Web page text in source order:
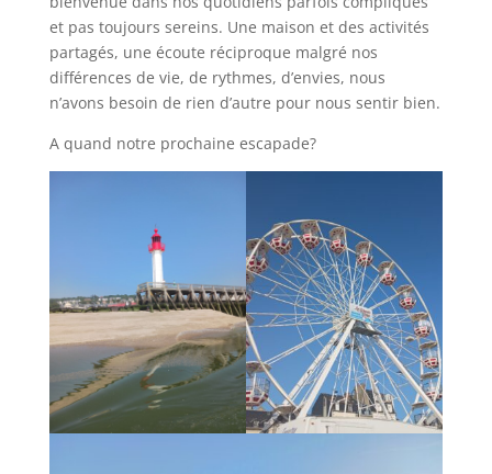
et pas toujours sereins. Une maison et des activités
partagés, une écoute réciproque malgré nos
différences de vie, de rythmes, d’envies, nous
n’avons besoin de rien d’autre pour nous sentir bien.
A quand notre prochaine escapade?